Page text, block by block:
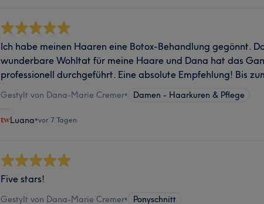
Ich habe meinen Haaren eine Botox-Behandlung gegönnt.
wunderbare Wohltat für meine Haare und Dana hat das
professionell durchgeführt. Eine absolute Empfehlung! Bis
Gestylt von Dana-Marie Cremer• Damen - Haarkuren & Pflege
Luana•vor 7 Tagen
Five stars!
Gestylt von Dana-Marie Cremer• Ponyschnitt